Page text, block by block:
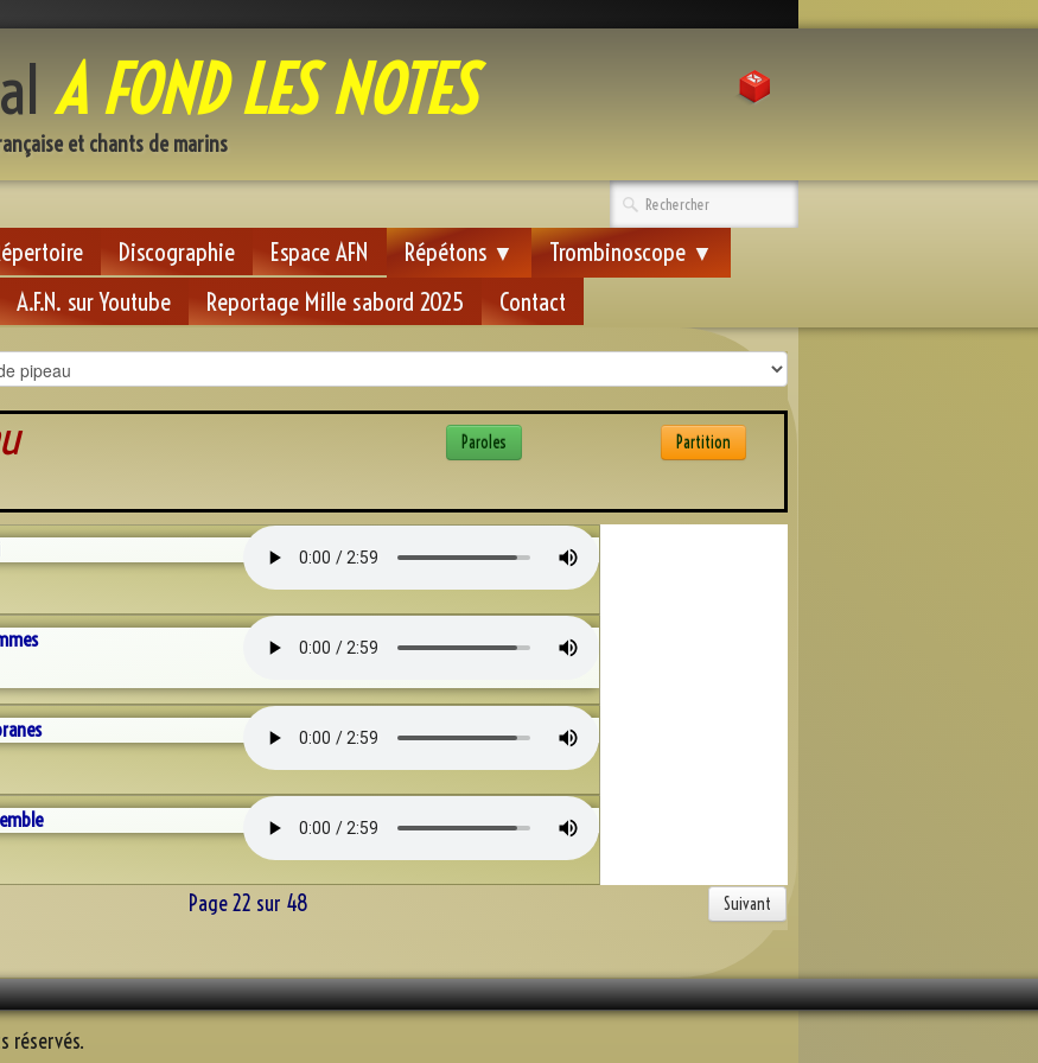
A FOND LES NOTES
et chants de marins
Discographie Espace AFN Répétons ▼ Trombinoscope ▼
A.F.N. sur Youtube Reportage Mille sabord 2025 Contact
de pipeau Paroles Partition
Page 22 sur 48 Suivant
réservés.